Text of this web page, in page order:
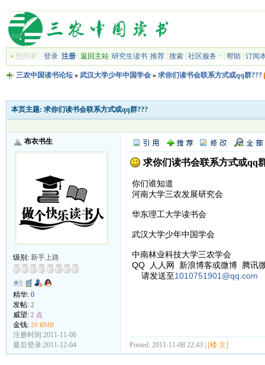
»您尚未 登录 注册| 返回主站| 研究生读书| 推荐| 搜索| 社区服务 帮助 订阅
三农中国读书论坛» 武汉大学少年中国学会» 求你们读书会联系方式或qq群???
本页主题: 求你们读书会联系方式或qq群???
布衣书生
级别: 新手上路
精华: 0
发帖: 2
威望: 2 点
金钱: 20 RMB
注册时间:2011-11-08
最后登录:2011-12-04
求你们读书会联系方式或qq
你们谁知道
河南大学三农发展研究会
华东理工大学读书会
武汉大学少年中国学会
中南林业科技大学三农学会
QQ 人人网 新浪博客或微博 腾讯
请发送至1010751901@qq.com
Posted: 2011-11-08 22:43 | [楼 主]